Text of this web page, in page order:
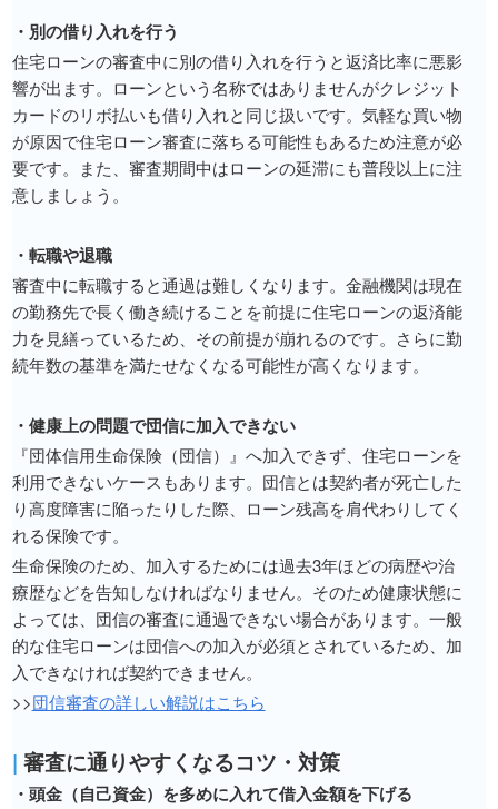
・別の借り入れを行う
住宅ローンの審査中に別の借り入れを行うと返済比率に悪影
響が出ます。ローンという名称ではありませんがクレジット
カードのリボ払いも借り入れと同じ扱いです。気軽な買い物
が原因で住宅ローン審査に落ちる可能性もあるため注意が必
要です。また、審査期間中はローンの延滞にも普段以上に注
意しましょう。
・転職や退職
審査中に転職すると通過は難しくなります。金融機関は現在
の勤務先で長く働き続けることを前提に住宅ローンの返済能
力を見繕っているため、その前提が崩れるのです。さらに勤
続年数の基準を満たせなくなる可能性が高くなります。
・健康上の問題で団信に加入できない
『団体信用生命保険（団信）』へ加入できず、住宅ローンを
利用できないケースもあります。団信とは契約者が死亡した
り高度障害に陥ったりした際、ローン残高を肩代わりしてく
れる保険です。
生命保険のため、加入するためには過去3年ほどの病歴や治
療歴などを告知しなければなりません。そのため健康状態に
よっては、団信の審査に通過できない場合があります。一般
的な住宅ローンは団信への加入が必須とされているため、加
入できなければ契約できません。
>>団信審査の詳しい解説はこちら
| 審査に通りやすくなるコツ・対策
・頭金（自己資金）を多めに入れて借入金額を下げる